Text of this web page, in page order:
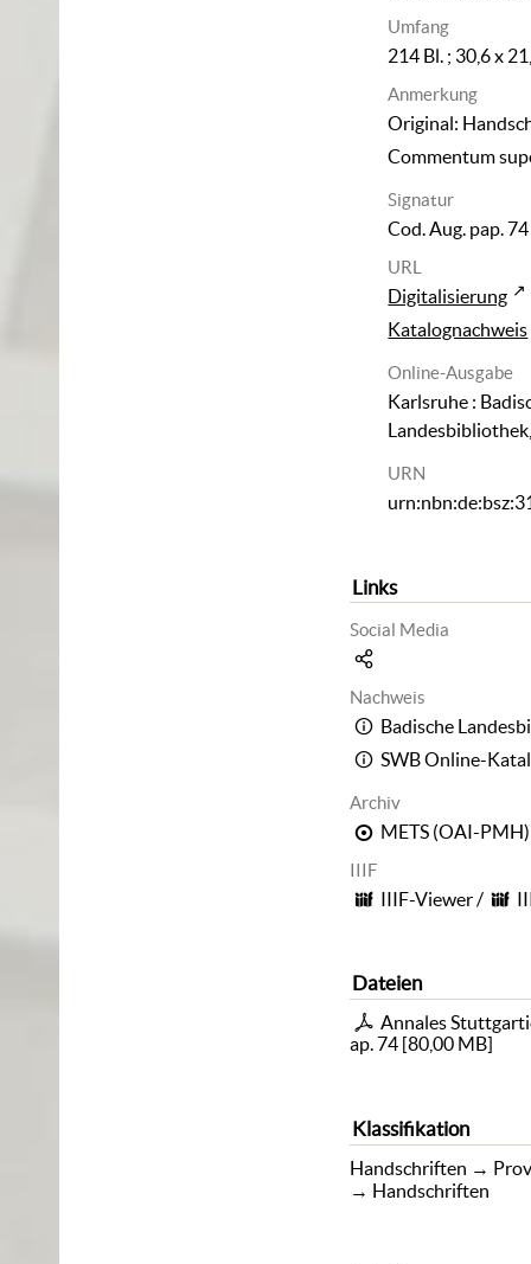
Umfang
214 Bl. ; 30,6 x
Anmerkung
Original:
Commentum
Signatur
Cod. Aug. pap. 74
URL
Digitalisierung
Katalognachweis
Online-Ausgabe
Karlsruhe :
URN
Links
Social Media
Nachweis
Badische
SWB Online-
Archiv
METS (OAI-PMH)
IIIF
IIIF-Viewer/
Dateien
Annales
ap. 74 [80,00 MB]
Klassifikation
Handschriften →
→ Handschriften